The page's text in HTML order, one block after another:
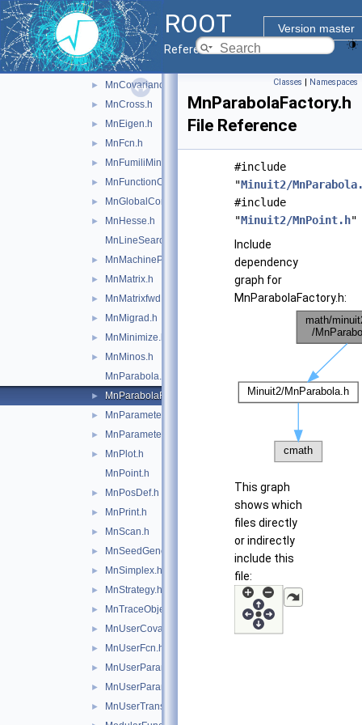
ROOT
Version master
Reference Guide
► MinuitParameter.h
► MnApplication.h
MnConfig.h
► MnContours.h
► MnCovarianceSqueeze.h
► MnCross.h
► MnEigen.h
► MnFcn.h
► MnFumiliMinimize.h
► MnFunctionCross.h
► MnGlobalCorrelationCoeff.h
►
MnHesse.h
MnLineSearch.h
► MnMachinePrecision.h
► MnMatrix.h
► MnMatrixfwd.h
► MnMigrad.h
► MnMinimize.h
►
MnMinos.h
MnParabola.h
► MnParabolaFactory.h
► MnParameterScan.h
► MnParameterTransformation.h
►
MnPlot.h
MnPoint.h
► MnPosDef.h
► MnPrint.h
► MnScan.h
► MnSeedGenerator.h
► MnSimplex.h
► MnStrategy.h
► MnTraceObject.h
► MnUserCovariance.h
► MnUserFcn.h
► MnUserParameters.h
► MnUserParameterState.h
► MnUserTransformation.h
Classes | Namespaces
MnParabolaFactory.h
File Reference
#include
"Minuit2/
#include
"Minuit2/MnPoint.h"
Include
dependency
graph for
MnParabolaFactory.h:
This graph
shows which
files directly
or indirectly
include this
file: